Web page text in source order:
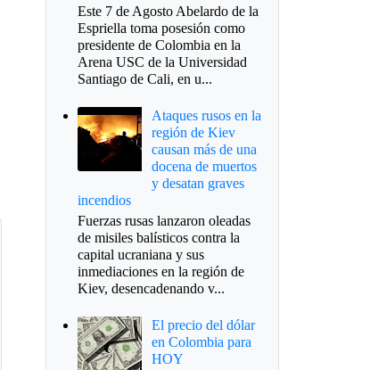
Este 7 de Agosto Abelardo de la
Espriella toma posesión como
presidente de Colombia en la
Arena USC de la Universidad
Santiago de Cali, en u...
Ataques rusos en la
región de Kiev
causan más de una
docena de muertos
y desatan graves
incendios
Fuerzas rusas lanzaron oleadas
de misiles balísticos contra la
capital ucraniana y sus
inmediaciones en la región de
Kiev, desencadenando v...
El precio del dólar
en Colombia para
HOY